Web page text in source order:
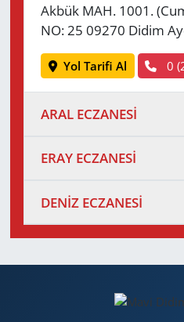
Akbük MAH. 1001.
NO: 25 09270 Didim
Yol Tarifi Al 0
ARAL ECZANESİ
ERAY ECZANESİ
DENİZ ECZANESİ